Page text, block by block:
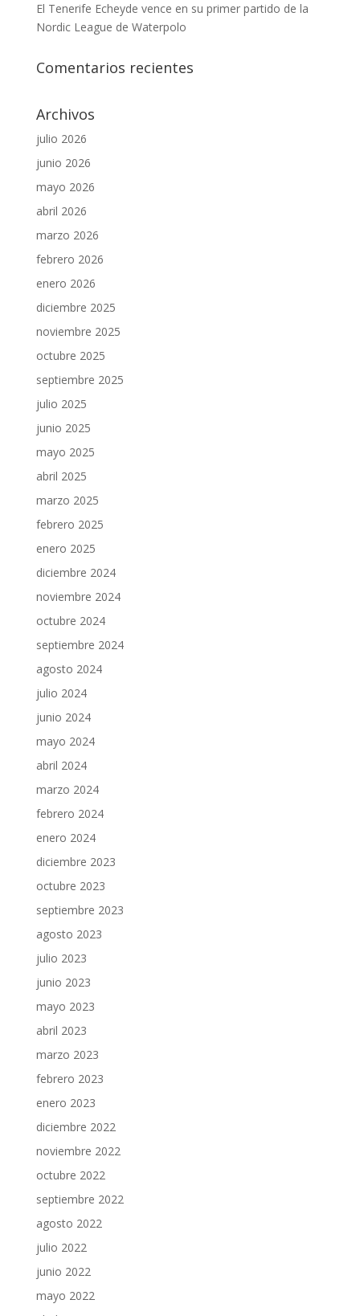
El Tenerife Echeyde vence en su primer partido de la
Nordic League de Waterpolo
Comentarios recientes
Archivos
julio 2026
junio 2026
mayo 2026
abril 2026
marzo 2026
febrero 2026
enero 2026
diciembre 2025
noviembre 2025
octubre 2025
septiembre 2025
julio 2025
junio 2025
mayo 2025
abril 2025
marzo 2025
febrero 2025
enero 2025
diciembre 2024
noviembre 2024
octubre 2024
septiembre 2024
agosto 2024
julio 2024
junio 2024
mayo 2024
abril 2024
marzo 2024
febrero 2024
enero 2024
diciembre 2023
octubre 2023
septiembre 2023
agosto 2023
julio 2023
junio 2023
mayo 2023
abril 2023
marzo 2023
febrero 2023
enero 2023
diciembre 2022
noviembre 2022
octubre 2022
septiembre 2022
agosto 2022
julio 2022
junio 2022
mayo 2022